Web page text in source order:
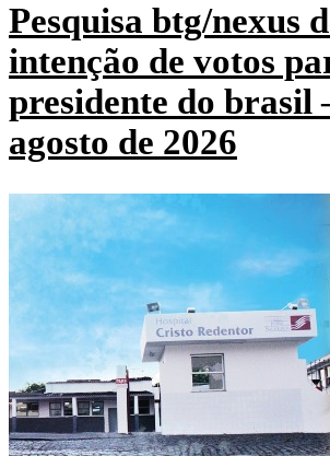
Pesquisa btg/nexus
intenção de votos
presidente do brasil
agosto de 2026